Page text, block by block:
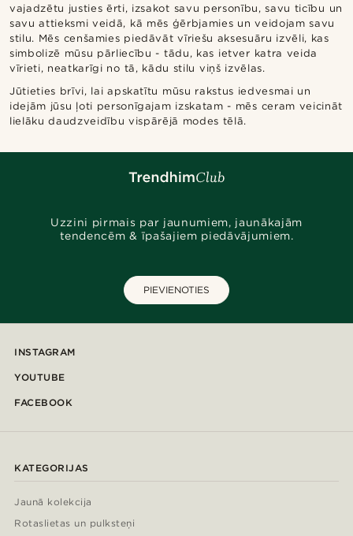
vajadzētu justies ērti, izsakot savu personību, savu ticību un
savu attieksmi veidā, kā mēs ģērbjamies un veidojam savu
stilu. Mēs cenšamies piedāvāt vīriešu aksesuāru izvēli, kas
simbolizē mūsu pārliecību - tādu, kas ietver katra veida
vīrieti, neatkarīgi no tā, kādu stilu viņš izvēlas.
Jūtieties brīvi, lai apskatītu mūsu rakstus iedvesmai un
idejām jūsu ļoti personīgajam izskatam - mēs ceram veicināt
lielāku daudzveidību vispārējā modes tēlā.
Uzzini pirmais par jaunumiem, jaunākajām
tendencēm & īpašajiem piedāvājumiem.
PIEVIENOTIES
INSTAGRAM
YOUTUBE
FACEBOOK
KATEGORIJAS
Jaunā kolekcija
Rotaslietas un pulksteņi